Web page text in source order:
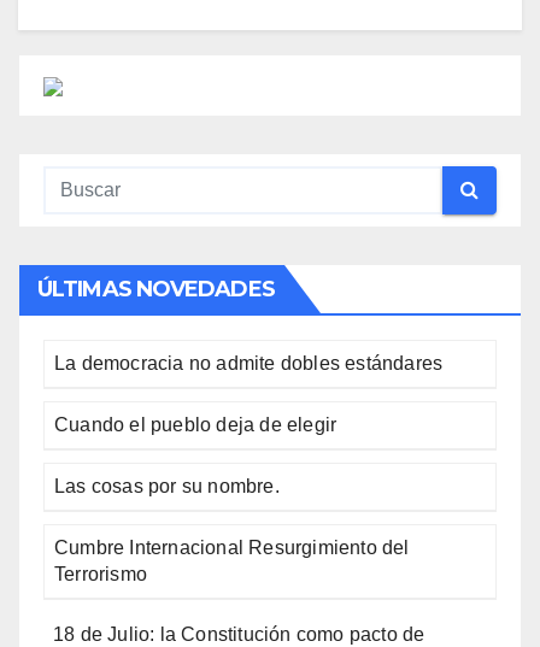
ÚLTIMAS NOVEDADES
La democracia no admite dobles estándares
Cuando el pueblo deja de elegir
Las cosas por su nombre.
Cumbre Internacional Resurgimiento del
Terrorismo
18 de Julio: la Constitución como pacto de